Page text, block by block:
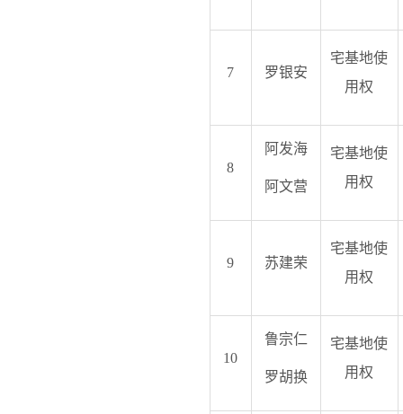
7 罗银安
宅基地使
用权
8
阿发海
阿文营
宅基地使
用权
9 苏建荣
宅基地使
用权
10
鲁宗仁
罗胡换
宅基地使
用权